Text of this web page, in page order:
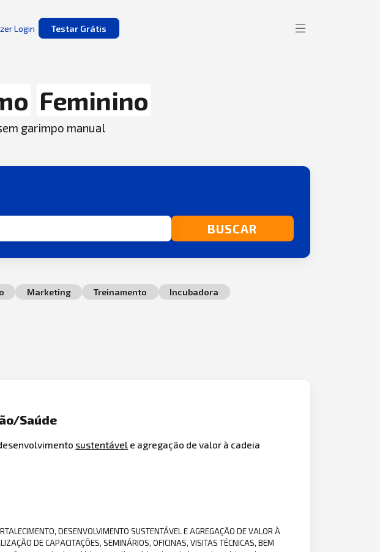
Login Testar Grátis
Feminino
garimpo manual
BUSCAR
Marketing Treinamento
Incubadora
Saúde
sustentável e agregação de valor à cadeia
DESENVOLVIMENTO SUSTENTÁVEL E AGREGAÇÃO DE VALOR À
DE CAPACITAÇÕES, SEMINÁRIOS, OFICINAS, VISITAS TÉCNICAS, BEM